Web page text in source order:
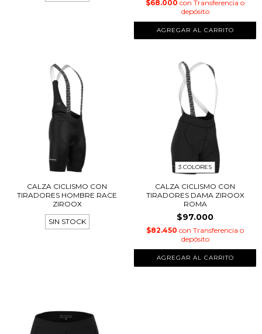
$68.000 con Transferencia o
depósito
AGREGAR AL CARRITO
CALZA CICLISMO CON
TIRADORES HOMBRE RACE
ZIROOX
SIN STOCK
3 COLORES
CALZA CICLISMO CON
TIRADORES DAMA ZIROOX
ROMA
$97.000
$82.450 con Transferencia o
depósito
AGREGAR AL CARRITO